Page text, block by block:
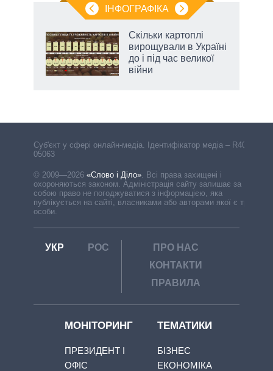
ІНФОГРАФІКА
Скільки картоплі
вирощували в Україні
до і під час великої
війни
Cуб'єкт у сфері онлайн-медіа. Ідентифікатор медіа – R40-
05063
© 2009—2026 «Слово і Діло»
Всі права захищені і
охороняються законом. Адміністрація сайту залишає за
собою право не погоджуватися з інформацією, яка
публікується на сайті, власниками або авторами якої є треті
особи.
УКР РОС
ПРО НАС
КОНТАКТИ
ПРАВИЛА
МОНІТОРИНГ
ПРЕЗИДЕНТ І
ОФІС
ТЕМАТИКИ
БІЗНЕС
ЕКОНОМІКА